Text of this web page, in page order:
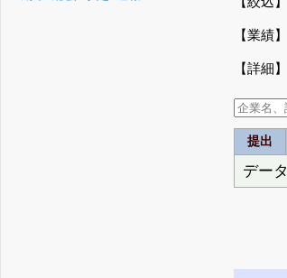
【業績】
【詳細】
提出
デー